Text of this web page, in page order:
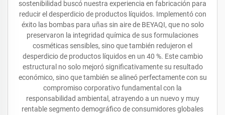
sostenibilidad buscó nuestra experiencia en fabricación para
reducir el desperdicio de productos líquidos. Implementó con
éxito las bombas para uñas sin aire de BEYAQI, que no solo
preservaron la integridad química de sus formulaciones
cosméticas sensibles, sino que también redujeron el
desperdicio de productos líquidos en un 40 %. Este cambio
estructural no solo mejoró significativamente su resultado
económico, sino que también se alineó perfectamente con su
compromiso corporativo fundamental con la
responsabilidad ambiental, atrayendo a un nuevo y muy
rentable segmento demográfico de consumidores globales